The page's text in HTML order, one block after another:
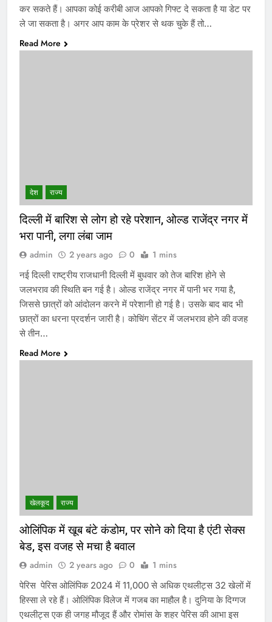
कर सकते हैं। आपका कोई करीबी आज आपको गिफ्ट दे सकता है या डेट पर
ले जा सकता है। अगर आप काम के प्रेशर से थक चुके हैं तो…
Read More
देश राज्य
दिल्ली में बारिश से लोग हो रहे परेशान, ओल्ड राजेंद्र नगर में
भरा पानी, लगा लंबा जाम
admin 2 years ago 0 1 mins
नई दिल्ली राष्ट्रीय राजधानी दिल्ली में बुधवार को तेज बारिश होने से
जलभराव की स्थिति बन गई है। ओल्ड राजेंद्र नगर में पानी भर गया है,
जिससे छात्रों को आंदोलन करने में परेशानी हो गई है। उसके बाद बाद भी
छात्रों का धरना प्रदर्शन जारी है। कोचिंग सेंटर में जलभराव होने की वजह
से तीन…
Read More
खेलकूद राज्य
ओलिंपिक में खूब बंटे कंडोम, पर सोने को दिया है एंटी सेक्स
बेड, इस वजह से मचा है बवाल
admin 2 years ago 0 1 mins
पेरिस पेरिस ओलिंपिक 2024 में 11,000 से अधिक एथलीट्स 32 खेलों में
हिस्सा ले रहे हैं। ओलिंपिक विलेज में गजब का माहौल है। दुनिया के दिग्गज
एथलीट्स एक ही जगह मौजूद हैं और रोमांस के शहर पेरिस की आभा इस